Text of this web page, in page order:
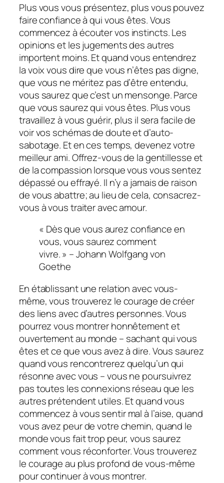
Plus vous vous présentez, plus vous pouvez
faire confiance à qui vous êtes. Vous
commencez à écouter vos instincts. Les
opinions et les jugements des autres
importent moins. Et quand vous entendrez
la voix vous dire que vous n’êtes pas digne,
que vous ne méritez pas d’être entendu,
vous saurez que c’est un mensonge. Parce
que vous saurez qui vous êtes. Plus vous
travaillez à vous guérir, plus il sera facile de
voir vos schémas de doute et d’auto-
sabotage. Et en ces temps, devenez votre
meilleur ami. Offrez-vous de la gentillesse et
de la compassion lorsque vous vous sentez
dépassé ou effrayé. Il n’y a jamais de raison
de vous abattre; au lieu de cela, consacrez-
vous à vous traiter avec amour.
« Dès que vous aurez confiance en
vous, vous saurez comment
vivre. » – Johann Wolfgang von
Goethe
En établissant une relation avec vous-
même, vous trouverez le courage de créer
des liens avec d’autres personnes. Vous
pourrez vous montrer honnêtement et
ouvertement au monde – sachant qui vous
êtes et ce que vous avez à dire. Vous saurez
quand vous rencontrerez quelqu’un qui
résonne avec vous – vous ne poursuivrez
pas toutes les connexions réseau que les
autres prétendent utiles. Et quand vous
commencez à vous sentir mal à l’aise, quand
vous avez peur de votre chemin, quand le
monde vous fait trop peur, vous saurez
comment vous réconforter. Vous trouverez
le courage au plus profond de vous-même
pour continuer à vous montrer.